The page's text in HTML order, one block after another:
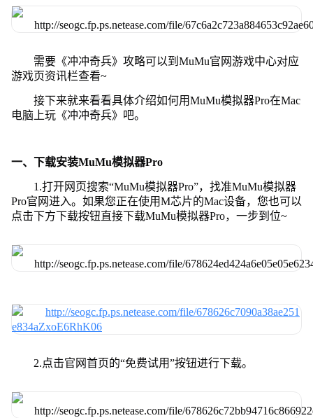
需要《冲冲奇兵》攻略可以到MuMu官网游戏中心对应
游戏页资讯栏查看~
接下来就来看看具体介绍如何用MuMu模拟器Pro在Mac
电脑上玩《冲冲奇兵》吧。
一、下载安装MuMu模拟器Pro
1.打开网页搜索“MuMu模拟器Pro”，找准MuMu模拟器
Pro官网进入。如果您正在使用M芯片的Mac设备，您也可以
点击下方下载按钮直接下载MuMu模拟器Pro，一步到位~
2.点击官网首页的“免费试用”按钮进行下载。